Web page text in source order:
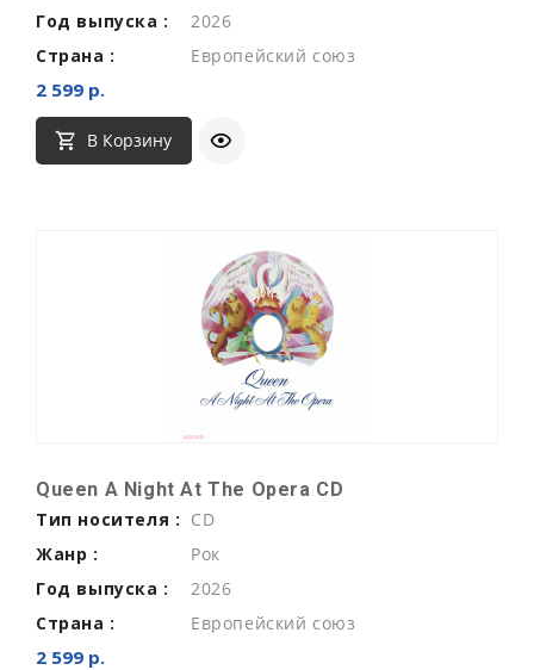
Год выпуска :
2026
Страна :
Европейский союз
2 599 р.
В Корзину
Queen A Night At The Opera CD
Тип носителя : CD
Жанр :
Рок
Год выпуска :
2026
Страна :
Европейский союз
2 599 р.